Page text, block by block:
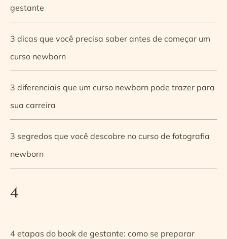
gestante
3 dicas que você precisa saber antes de começar um
curso newborn
3 diferenciais que um curso newborn pode trazer para
sua carreira
3 segredos que você descobre no curso de fotografia
newborn
4
4 etapas do book de gestante: como se preparar